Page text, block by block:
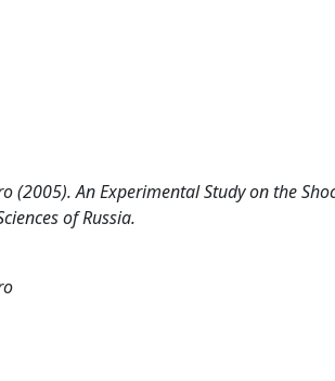
(2005). An Experimental Study on the
of Russia.